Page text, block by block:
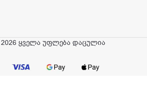
2026 ყველა უფლება დაცულია